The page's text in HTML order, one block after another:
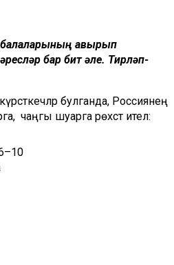
балаларының авырып
бар бит әле. Тирләп-
булганда, Россиянең
чаңгы шуарга рөхсәт ителә: